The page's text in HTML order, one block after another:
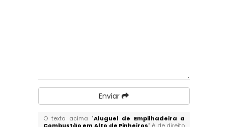
Enviar
O texto acima "Aluguel de Empilhadeira a